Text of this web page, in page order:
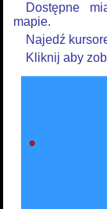
Dostępne
mapie.
Najedź
Kliknij aby